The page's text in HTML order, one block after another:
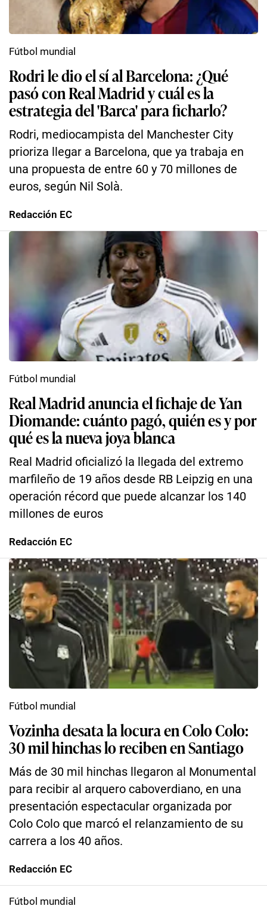
Rodri le dio el sí al Barcelona: ¿Qué
pasó con Real Madrid y cuál es la
estrategia del 'Barca' para ficharlo?
Rodri, mediocampista del Manchester City
prioriza llegar a Barcelona, que ya trabaja en
una propuesta de entre 60 y 70 millones de
euros, según Nil Solà.
Fútbol mundial
Redacción EC
Real Madrid anuncia el fichaje de Yan
Diomande: cuánto pagó, quién es y por
qué es la nueva joya blanca
Real Madrid oficializó la llegada del extremo
marfileño de 19 años desde RB Leipzig en una
operación récord que puede alcanzar los 140
millones de euros
Fútbol mundial
Redacción EC
Vozinha desata la locura en Colo Colo:
30 mil hinchas lo reciben en Santiago
Más de 30 mil hinchas llegaron al Monumental
para recibir al arquero caboverdiano, en una
presentación espectacular organizada por
Colo Colo que marcó el relanzamiento de su
carrera a los 40 años.
Fútbol mundial
Redacción EC
Fútbol mundial